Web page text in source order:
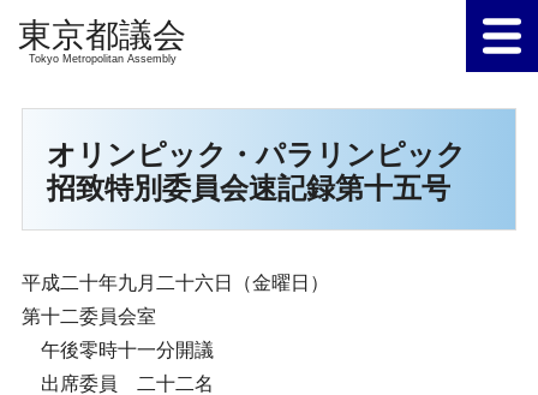
Tokyo Metropolitan Assembly
オリンピック・パラリンピック
招致特別委員会速記録第十五号
平成二十年九月二十六日（金曜日）
第十二委員会室
午後零時十一分開議
出席委員 二十二名